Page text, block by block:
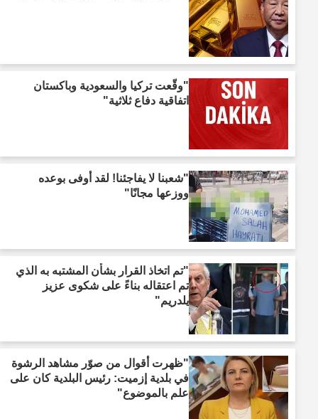
"وقّعت تركيا والسعودية وباكستان
اتفاقية دفاع ثلاثية"
"شعبنا لا يفاجئنا! لقد أوفى بوعده
ووزعها مجانًا"
"تم اتخاذ القرار بشأن المشتبه به الذي
تم اعتقاله بناءً على شكوى عزيز
يلدريم"
"ظهرت أقوال من صوّر مشاهد الرشوة
في بلدية إزميت: رئيس البلدية كان على
علم بالموضوع"